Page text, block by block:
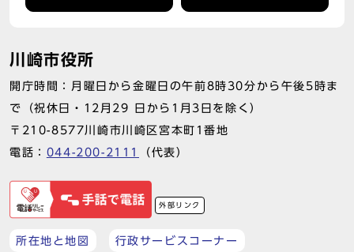
川崎市役所
開庁時間：月曜日から金曜日の午前8時30分から午後5時ま
で（祝休日・12月29 日から1月3日を除く）
〒210-8577川崎市川崎区宮本町1番地
電話： 044-200-2111 （代表）
外部リンク
所在地と地図 行政サービスコーナー